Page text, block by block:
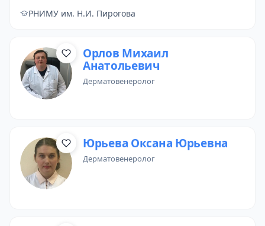
РНИМУ им. Н.И. Пирогова
Орлов Михаил
Анатольевич
дерматовенеролог
Юрьева Оксана Юрьевна
дерматовенеролог